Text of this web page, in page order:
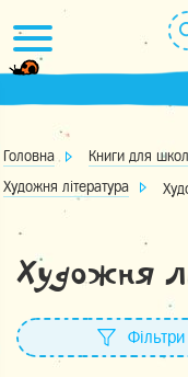
to
content
Головна
Книги для
Художня література
Художня
Фільтри